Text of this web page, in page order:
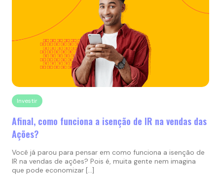
Investir
Afinal, como funciona a isenção de IR na vendas das
Ações?
Você já parou para pensar em como funciona a isenção de
IR na vendas de ações? Pois é, muita gente nem imagina
que pode economizar […]